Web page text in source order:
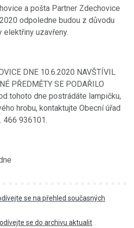
a pošta Partner Zdechovice
odpoledne budou z důvodu
elektřiny uzavřeny.
DNE 10.6.2020 NAVŠTÍVIL
PŘEDMĚTY SE PODAŘILO
tohoto dne postrádáte lampičku,
hrobu, kontaktujte Obecní úřad
466 936101.
se na přehled současných
se do archivu aktualit